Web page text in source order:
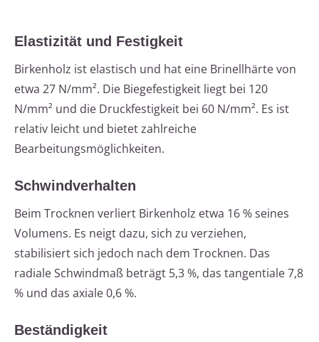
Elastizität und Festigkeit
Birkenholz ist elastisch und hat eine Brinellhärte von
etwa 27 N/mm². Die Biegefestigkeit liegt bei 120
N/mm² und die Druckfestigkeit bei 60 N/mm². Es ist
relativ leicht und bietet zahlreiche
Bearbeitungsmöglichkeiten.
Schwindverhalten
Beim Trocknen verliert Birkenholz etwa 16 % seines
Volumens. Es neigt dazu, sich zu verziehen,
stabilisiert sich jedoch nach dem Trocknen. Das
radiale Schwindmaß beträgt 5,3 %, das tangentiale 7,8
% und das axiale 0,6 %.
Beständigkeit